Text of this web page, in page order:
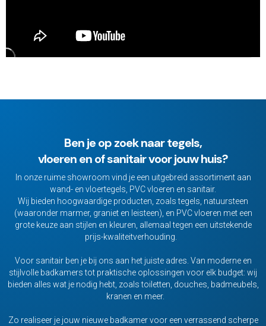
Ben je op zoek naar tegels,
vloeren en of sanitair voor jouw huis?
In onze ruime showroom vind je een uitgebreid assortiment aan
wand- en vloertegels, PVC vloeren en sanitair.
Wij bieden hoogwaardige producten, zoals tegels, natuursteen
(waaronder marmer, graniet en leisteen), en PVC vloeren met een
grote keuze aan stijlen en kleuren, allemaal tegen een uitstekende
prijs-kwaliteitverhouding.
Voor sanitair ben je bij ons aan het juiste adres. Van moderne en
stijlvolle badkamers tot praktische oplossingen voor elk budget: wij
bieden alles wat je nodig hebt, zoals toiletten, douches, badmeubels,
kranen en meer.
Zo realiseer je jouw nieuwe badkamer voor een verrassend scherpe